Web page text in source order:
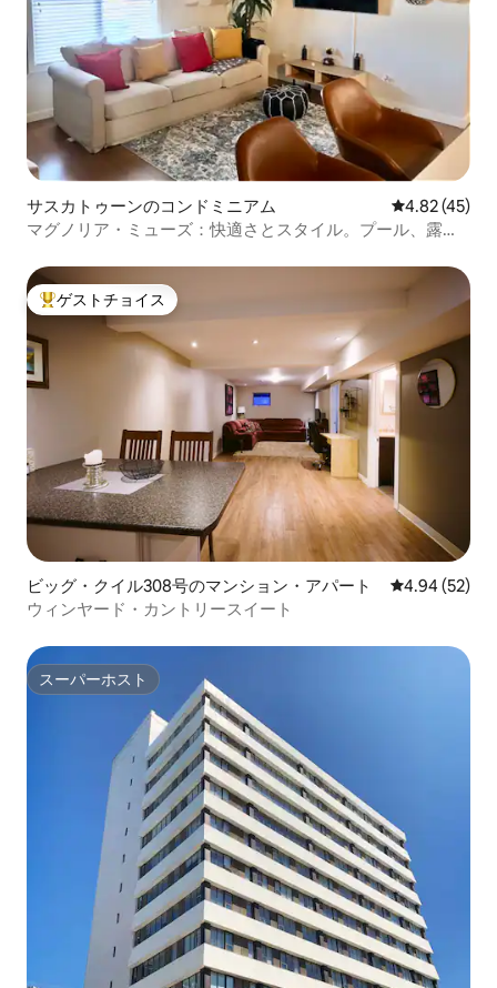
サスカトゥーンのコンドミニアム レビュー45
4.82 (45)
マグノリア・ミューズ：快適さとスタイル。プール、露天
大好評のゲストチョイスです。
ゲストチョイス
ビッグ・クイル308号のマンション・アパート レビュー52
4.94 (52)
ウィンヤード・カントリースイート
スーパーホスト
スーパーホスト